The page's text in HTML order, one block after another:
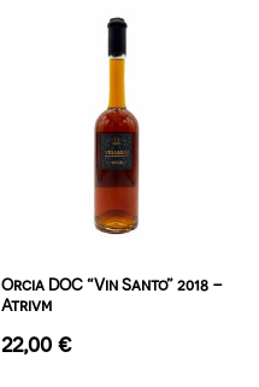
Orcia DOC “Vin Santo” 2018 –
Atrivm
22,00 €